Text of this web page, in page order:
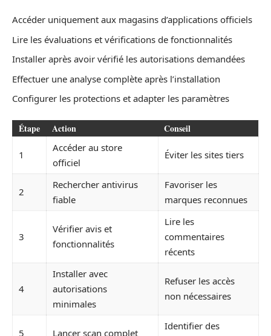
Accéder uniquement aux magasins d’applications officiels
Lire les évaluations et vérifications de fonctionnalités
Installer après avoir vérifié les autorisations demandées
Effectuer une analyse complète après l’installation
Configurer les protections et adapter les paramètres
Étape Action Conseil
1
Accéder au store
officiel
Éviter les sites tiers
2
Rechercher antivirus
fiable
Favoriser les
marques reconnues
3
Vérifier avis et
fonctionnalités
Lire les
commentaires
récents
4
Installer avec
autorisations
minimales
Refuser les accès
non nécessaires
5 Lancer scan complet
Identifier des